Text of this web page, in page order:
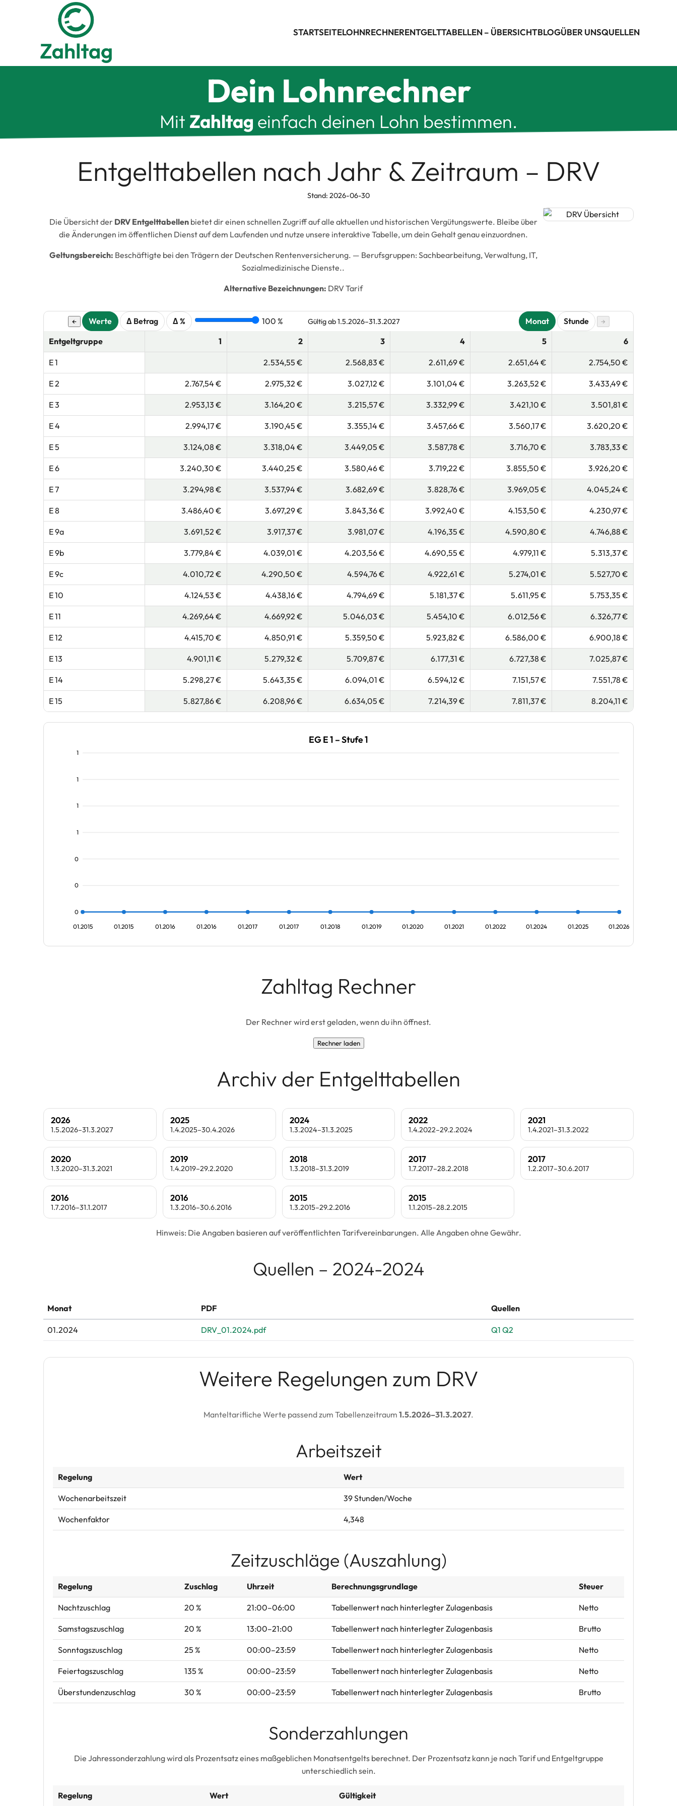
STARTSEITELOHNRECHNERENTGELTTABELLEN – ÜBERSICHTBLOGÜBER UNSQUELLEN
Dein Lohnrechner
Mit Zahltag einfach deinen Lohn bestimmen.
Entgelttabellen nach Jahr & Zeitraum – DRV
Stand: 2026-06-30
Die Übersicht der DRV Entgelttabellenbietet dir einen schnellen Zugriff auf alle aktuellen und historischen Vergütungswerte. Bleibe über
die Änderungen im öffentlichen Dienst auf dem Laufenden und nutze unsere interaktive Tabelle, um dein Gehalt genau einzuordnen.
Geltungsbereich: Beschäftigte bei den Trägern der Deutschen Rentenversicherung. — Berufsgruppen: Sachbearbeitung, Verwaltung, IT,
Sozialmedizinische Dienste..
Alternative Bezeichnungen: DRV Tarif
← Werte Δ Betrag Δ % 100 % Gültig ab 1.5.2026–31.3.2027 Monat Stunde →
Entgeltgruppe 1 2 3 4 5 6
E 1 2.534,55 € 2.568,83 € 2.611,69 € 2.651,64 € 2.754,50 €
E 2 2.767,54 € 2.975,32 € 3.027,12 € 3.101,04 € 3.263,52 € 3.433,49 €
E 3 2.953,13 € 3.164,20 € 3.215,57 € 3.332,99 € 3.421,10 € 3.501,81 €
E 4 2.994,17 € 3.190,45 € 3.355,14 € 3.457,66 € 3.560,17 € 3.620,20 €
E 5 3.124,08 € 3.318,04 € 3.449,05 € 3.587,78 € 3.716,70 € 3.783,33 €
E 6 3.240,30 € 3.440,25 € 3.580,46 € 3.719,22 € 3.855,50 € 3.926,20 €
E 7 3.294,98 € 3.537,94 € 3.682,69 € 3.828,76 € 3.969,05 € 4.045,24 €
E 8 3.486,40 € 3.697,29 € 3.843,36 € 3.992,40 € 4.153,50 € 4.230,97 €
E 9a 3.691,52 € 3.917,37 € 3.981,07 € 4.196,35 € 4.590,80 € 4.746,88 €
E 9b 3.779,84 € 4.039,01 € 4.203,56 € 4.690,55 € 4.979,11 € 5.313,37 €
E 9c 4.010,72 € 4.290,50 € 4.594,76 € 4.922,61 € 5.274,01 € 5.527,70 €
E 10 4.124,53 € 4.438,16 € 4.794,69 € 5.181,37 € 5.611,95 € 5.753,35 €
E 11 4.269,64 € 4.669,92 € 5.046,03 € 5.454,10 € 6.012,56 € 6.326,77 €
E 12 4.415,70 € 4.850,91 € 5.359,50 € 5.923,82 € 6.586,00 € 6.900,18 €
E 13 4.901,11 € 5.279,32 € 5.709,87 € 6.177,31 € 6.727,38 € 7.025,87 €
E 14 5.298,27 € 5.643,35 € 6.094,01 € 6.594,12 € 7.151,57 € 7.551,78 €
E 15 5.827,86 € 6.208,96 € 6.634,05 € 7.214,39 € 7.811,37 € 8.204,11 €
0
0
0
1
1
1
1
01.2015 01.2015 01.2016 01.2016 01.2017 01.2017 01.2018 01.2019 01.2020 01.2021 01.2022 01.2024 01.2025 01.2026
EG E 1 – Stufe 1
Zahltag Rechner
Der Rechner wird erst geladen, wenn du ihn öffnest.
Rechner laden
Archiv der Entgelttabellen
2026
1.5.2026–31.3.2027
2025
1.4.2025–30.4.2026
2024
1.3.2024–31.3.2025
2022
1.4.2022–29.2.2024
2021
1.4.2021–31.3.2022
2020
1.3.2020–31.3.2021
2019
1.4.2019–29.2.2020
2018
1.3.2018–31.3.2019
2017
1.7.2017–28.2.2018
2017
1.2.2017–30.6.2017
2016
1.7.2016–31.1.2017
2016
1.3.2016–30.6.2016
2015
1.3.2015–29.2.2016
2015
1.1.2015–28.2.2015
Hinweis: Die Angaben basieren auf veröffentlichten Tarifvereinbarungen. Alle Angaben ohne Gewähr.
Quellen – 2024-2024
Monat PDF Quellen
01.2024 DRV_01.2024.pdf Q1 Q2
Weitere Regelungen zum DRV
Manteltarifliche Werte passend zum Tabellenzeitraum 1.5.2026–31.3.2027.
Arbeitszeit
Regelung Wert
Wochenarbeitszeit 39 Stunden/Woche
Wochenfaktor 4,348
Zeitzuschläge (Auszahlung)
Regelung Zuschlag Uhrzeit Berechnungsgrundlage Steuer
Nachtzuschlag 20 % 21:00–06:00 Tabellenwert nach hinterlegter Zulagenbasis Netto
Samstagszuschlag 20 % 13:00–21:00 Tabellenwert nach hinterlegter Zulagenbasis Brutto
Sonntagszuschlag 25 % 00:00–23:59 Tabellenwert nach hinterlegter Zulagenbasis Netto
Feiertagszuschlag 135 % 00:00–23:59 Tabellenwert nach hinterlegter Zulagenbasis Netto
Überstundenzuschlag 30 % 00:00–23:59 Tabellenwert nach hinterlegter Zulagenbasis Brutto
Sonderzahlungen
Die Jahressonderzahlung wird als Prozentsatz eines maßgeblichen Monatsentgelts berechnet. Der Prozentsatz kann je nach Tarif und Entgeltgruppe
unterschiedlich sein.
Regelung Wert Gültigkeit